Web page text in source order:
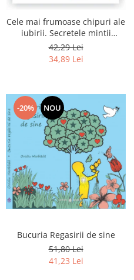
Cele mai frumoase chipuri ale
iubirii. Secretele mintii
omenesti in opera marelui
initiat, Rumi
42,29 Lei
34,89 Lei
-20% NOU
Bucuria Regasirii de sine
51,80 Lei
41,23 Lei